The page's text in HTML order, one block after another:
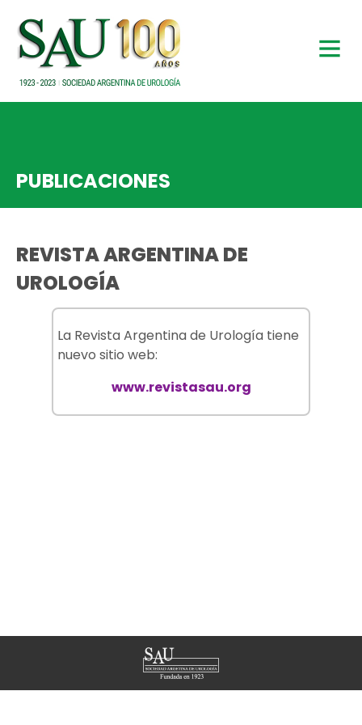
PUBLICACIONES
REVISTA ARGENTINA DE
UROLOGÍA
La Revista Argentina de Urología tiene
nuevo sitio web:
www.revistasau.org